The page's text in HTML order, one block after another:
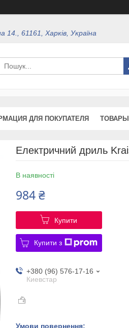
14., 61161, Харків, Україна
ДЛЯ ПОКУПАТЕЛЯ ТОВАРЫ
Електричний дриль
В наявності
984 ₴
Купити
Купити з
+380 (96) 576-17-16
Киевстар